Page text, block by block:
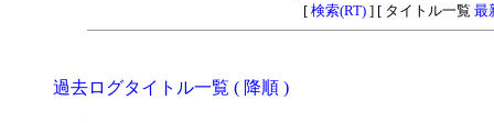
[ 検索(RT)] [ タイトル一覧 最
過去ログタイトル一覧 ( 降順 )